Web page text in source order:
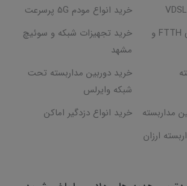
خرید انواع مودم 5G پرسرعت
خرید مودم فیبر نوری FTTH و
خرید تجهیزات شبکه و سوئیچ
مشهد
خرید دوربین مداربسته تحت
شبکه وایرلس
مداربسته
خرید انواع دزدگیر اماکن
ارزان